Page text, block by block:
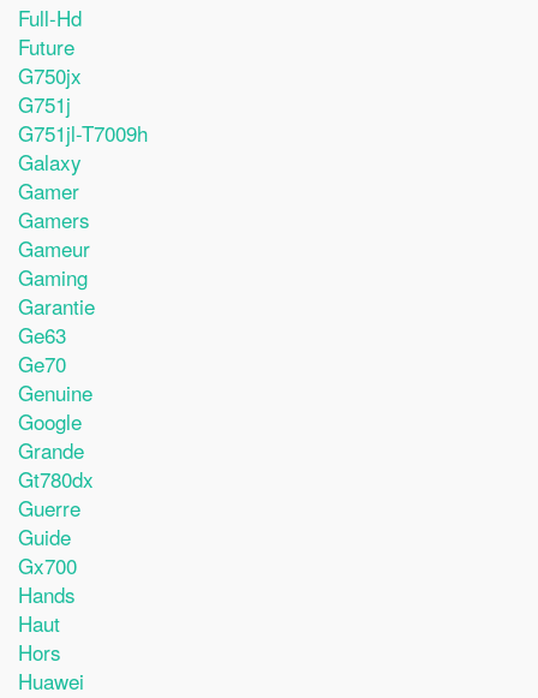
Full-Hd
Future
G750jx
G751j
G751jl-T7009h
Galaxy
Gamer
Gamers
Gameur
Gaming
Garantie
Ge63
Ge70
Genuine
Google
Grande
Gt780dx
Guerre
Guide
Gx700
Hands
Haut
Hors
Huawei